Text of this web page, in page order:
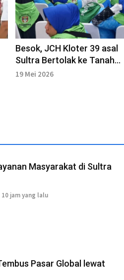
Besok, JCH Kloter 39 asal
Sultra Bertolak ke Tanah
Suci
19 Mei 2026
Masyarakat di Sultra
10 jam yang lalu
Pasar Global lewat